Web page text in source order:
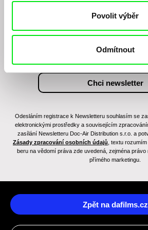
Povolit výběr
Odmítnout
Chcete být pravidelně
junior programu?
Odesláním registrace k Newsletteru souhlasím se
elektronickými prostředky a souvisejícím
zasílání Newsletteru Doc-Air Distribution s.r.o. a
Zásady zpracování osobních údajů , textu
beru na vědomí práva zde uvedená, zejména
přímého marketingu.
Zpět na dafilms.cz